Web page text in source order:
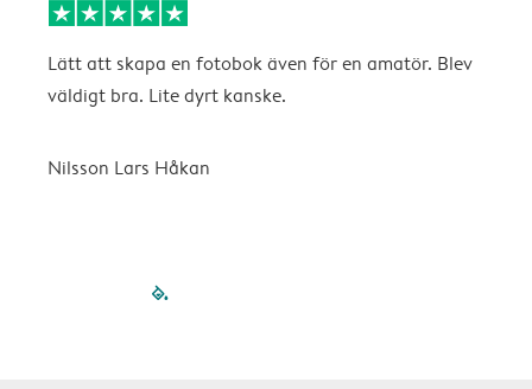
Lätt att skapa en fotobok även för en amatör. Blev
väldigt bra. Lite dyrt kanske.
Nilsson Lars Håkan
filled-pagination